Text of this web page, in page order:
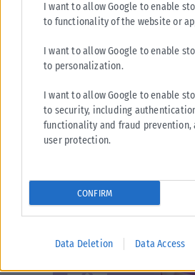
I want to allow Google to enable
to functionality of the website or
I want to allow Google to enable
to personalization.
I want to allow Google to enable
to security, including
functionality and fraud prevention,
user protection.
CONFIRM
Data Deletion Data Access